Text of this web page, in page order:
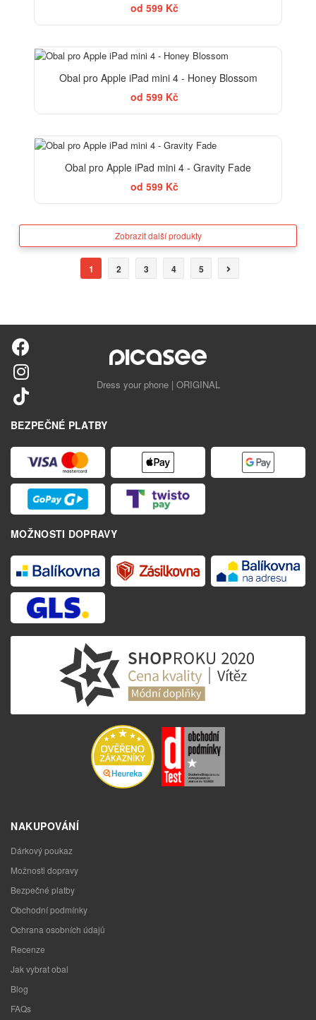
od 599 Kč
Obal pro Apple iPad mini 4 - Honey Blossom
od 599 Kč
Obal pro Apple iPad mini 4 - Gravity Fade
od 599 Kč
Zobrazit další produkty
1 2 3 4 5
Dress your phone | ORIGINAL
BEZPEČNÉ PLATBY
MOŽNOSTI DOPRAVY
NAKUPOVÁNÍ
Dárkový poukaz
Možnosti dopravy
Bezpečné platby
Obchodní podmínky
Ochrana osobních údajů
Recenze
Jak vybrat obal
Blog
FAQs